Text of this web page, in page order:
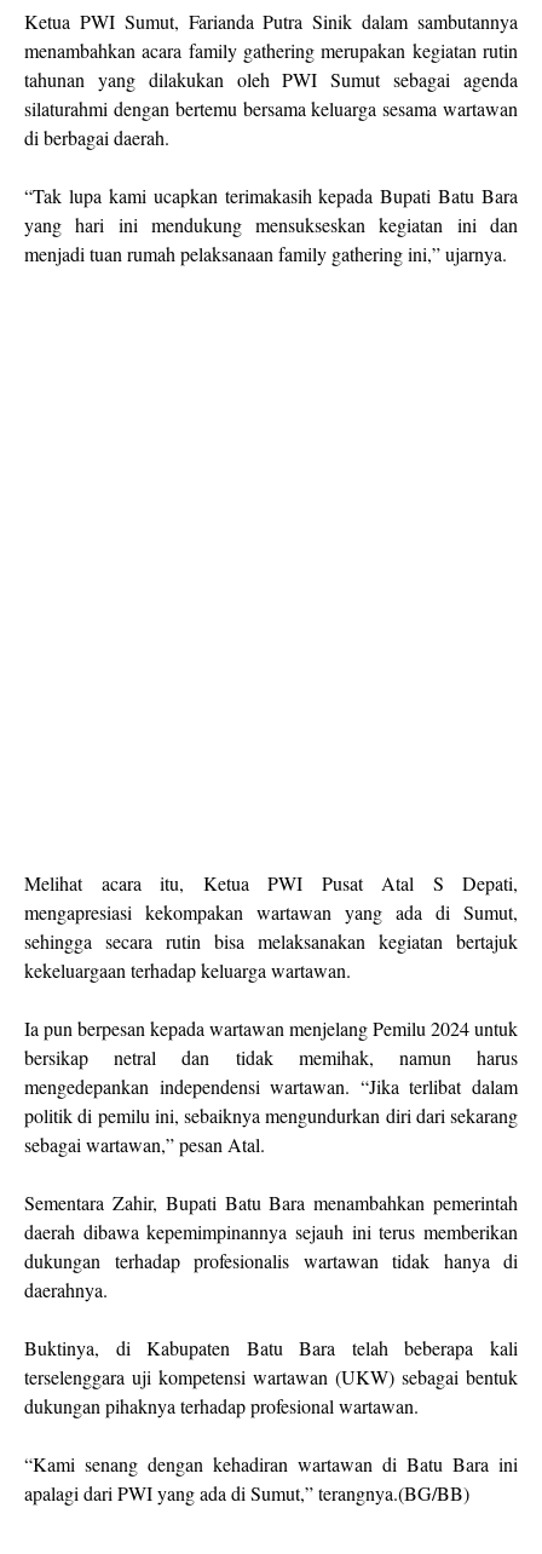
Ketua PWI Sumut, Farianda Putra Sinik dalam sambutannya
menambahkan acara family gathering merupakan kegiatan rutin
tahunan yang dilakukan oleh PWI Sumut sebagai agenda
silaturahmi dengan bertemu bersama keluarga sesama wartawan
di berbagai daerah.
“Tak lupa kami ucapkan terimakasih kepada Bupati Batu Bara
yang hari ini mendukung mensukseskan kegiatan ini dan
menjadi tuan rumah pelaksanaan family gathering ini,” ujarnya.
Melihat acara itu, Ketua PWI Pusat Atal S Depati,
mengapresiasi kekompakan wartawan yang ada di Sumut,
sehingga secara rutin bisa melaksanakan kegiatan bertajuk
kekeluargaan terhadap keluarga wartawan.
Ia pun berpesan kepada wartawan menjelang Pemilu 2024 untuk
bersikap netral dan tidak memihak, namun harus
mengedepankan independensi wartawan. “Jika terlibat dalam
politik di pemilu ini, sebaiknya mengundurkan diri dari sekarang
sebagai wartawan,” pesan Atal.
Sementara Zahir, Bupati Batu Bara menambahkan pemerintah
daerah dibawa kepemimpinannya sejauh ini terus memberikan
dukungan terhadap profesionalis wartawan tidak hanya di
daerahnya.
Buktinya, di Kabupaten Batu Bara telah beberapa kali
terselenggara uji kompetensi wartawan (UKW) sebagai bentuk
dukungan pihaknya terhadap profesional wartawan.
“Kami senang dengan kehadiran wartawan di Batu Bara ini
apalagi dari PWI yang ada di Sumut,” terangnya.(BG/BB)